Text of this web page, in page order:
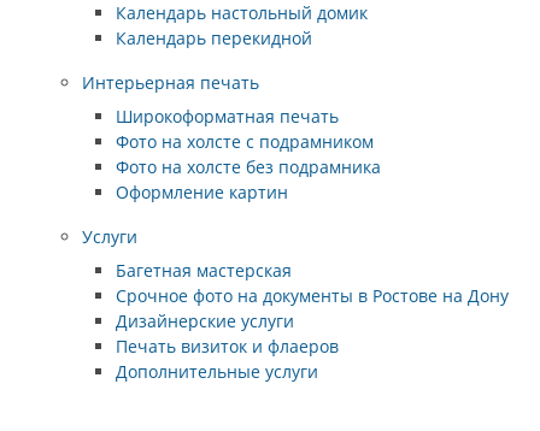
Календарь настольный домик
Календарь перекидной
Интерьерная печать
Широкоформатная печать
Фото на холсте с подрамником
Фото на холсте без подрамника
Оформление картин
Услуги
Багетная мастерская
Срочное фото на документы в Ростове на Дону
Дизайнерские услуги
Печать визиток и флаеров
Дополнительные услуги